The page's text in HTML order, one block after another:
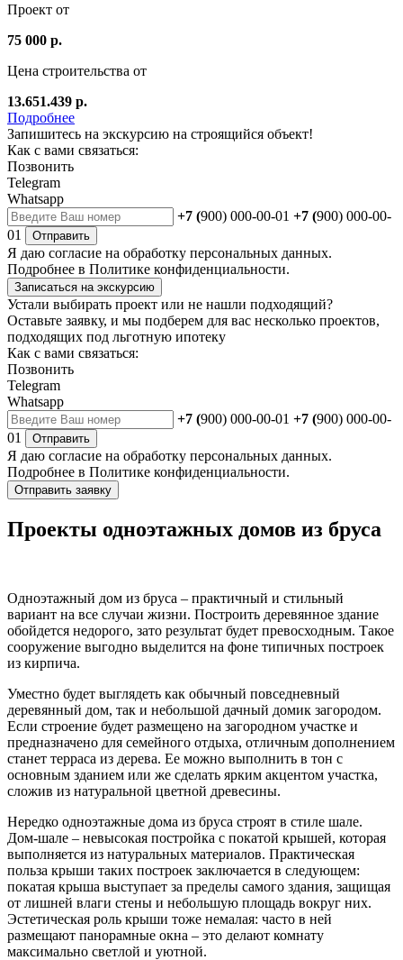
Проект от
75 000 р.
Цена строительства от
13.651.439 р.
Подробнее
Запишитесь на экскурсию на строящийся объект!
Как с вами связаться:
Позвонить
Telegram
Whatsapp
+7 (900) 000-00-01 +7 (900) 000-00-
01
Отправить
Я даю согласие на обработку персональных данных.
Подробнее в Политике конфиденциальности.
Записаться на экскурсию
Устали выбирать проект или не нашли подходящий?
Оставьте заявку, и мы подберем для вас несколько проектов,
подходящих под льготную ипотеку
Как с вами связаться:
Позвонить
Telegram
Whatsapp
+7 (900) 000-00-01 +7 (900) 000-00-
01
Отправить
Я даю согласие на обработку персональных данных.
Подробнее в Политике конфиденциальности.
Отправить заявку
Проекты одноэтажных домов из бруса
Одноэтажный дом из бруса – практичный и стильный
вариант на все случаи жизни. Построить деревянное здание
обойдется недорого, зато результат будет превосходным. Такое
сооружение выгодно выделится на фоне типичных построек
из кирпича.
Уместно будет выглядеть как обычный повседневный
деревянный дом, так и небольшой дачный домик загородом.
Если строение будет размещено на загородном участке и
предназначено для семейного отдыха, отличным дополнением
станет терраса из дерева. Ее можно выполнить в тон с
основным зданием или же сделать ярким акцентом участка,
сложив из натуральной цветной древесины.
Нередко одноэтажные дома из бруса строят в стиле шале.
Дом-шале – невысокая постройка с покатой крышей, которая
выполняется из натуральных материалов. Практическая
польза крыши таких построек заключается в следующем:
покатая крыша выступает за пределы самого здания, защищая
от лишней влаги стены и небольшую площадь вокруг них.
Эстетическая роль крыши тоже немалая: часто в ней
размещают панорамные окна – это делают комнату
максимально светлой и уютной.